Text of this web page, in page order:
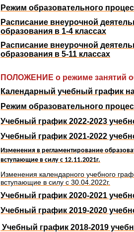
Режим образовательного
Расписание внеурочной
образования в 1-4 классах
Расписание внеурочной
образования в 5-11 классах
ПОЛОЖЕНИЕ о режиме занятий
Календарный учебный график
Режим образовательного
Учебный график 2022-2023
Учебный график 2021-2022
Изменения в регламентирование
вступающие в силу с 12.11.2021г.
Изменения календарного учебного
вступающие в силу с 30.04.2022г.
Учебный график 2020-2021
Учебный график 2019-2020
Учебный график 2018-2019